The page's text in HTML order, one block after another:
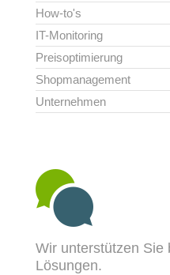
How-to's
IT-Monitoring
Preisoptimierung
Shopmanagement
Unternehmen
Wir unterstützen Sie
Lösungen.